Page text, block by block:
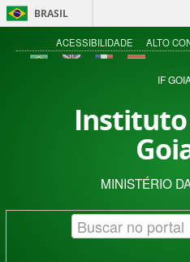
BRASIL
ACESSIBILIDADE ALTO
IF
Instituto
MINISTÉRIO